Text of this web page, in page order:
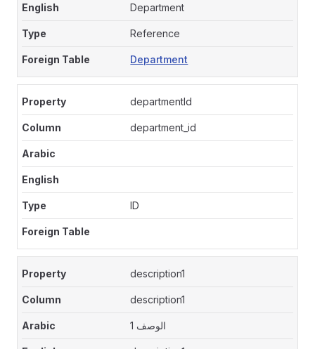
Department
Reference
Department
departmentId
department_id
ID
description1
description1
الوصف 1